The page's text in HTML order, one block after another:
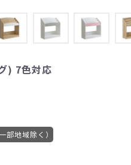
) 7色対応
部地域除く）